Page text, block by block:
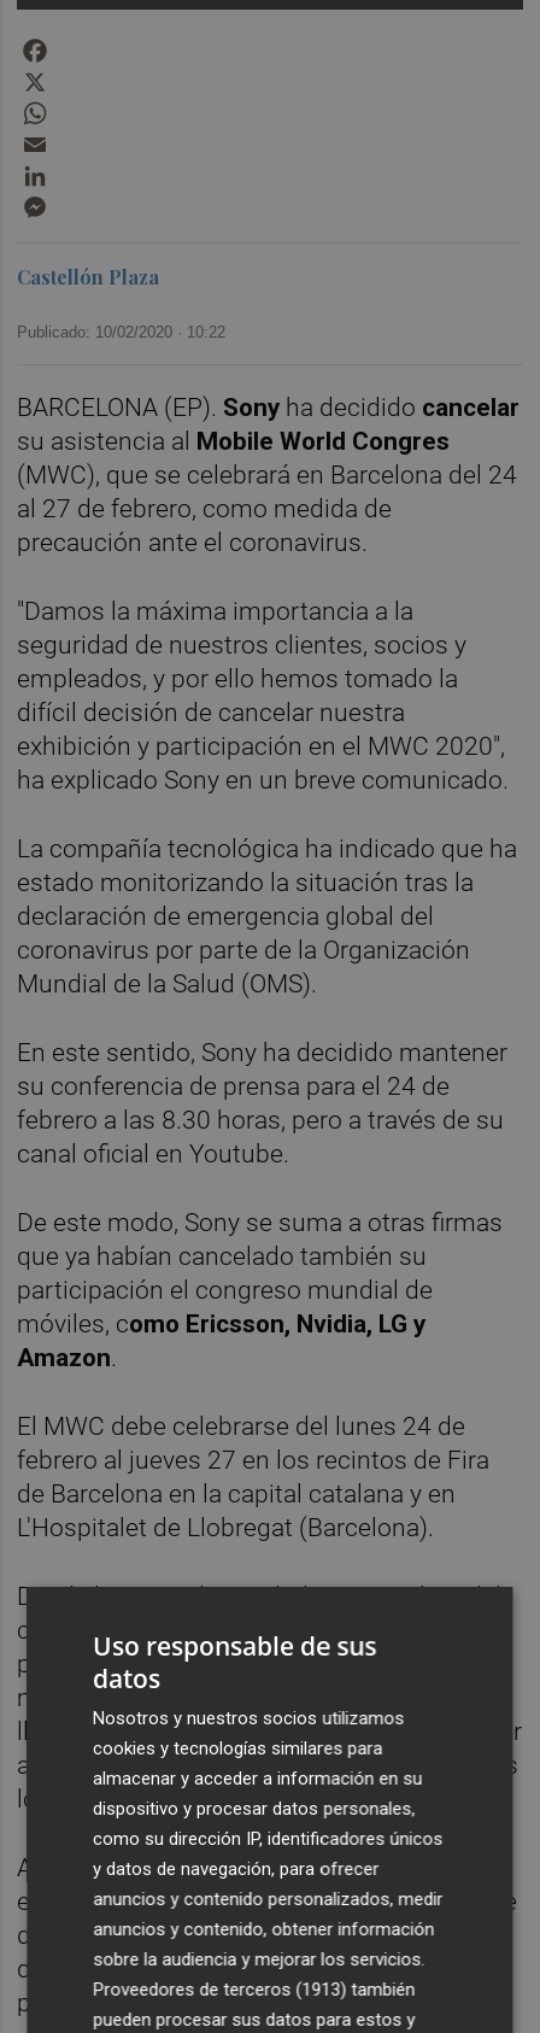
Castellón Plaza
Publicado: 10/02/2020 · 10:22
BARCELONA (EP). Sony ha decidido cancelar
su asistencia al Mobile World Congres
(MWC), que se celebrará en Barcelona del 24
al 27 de febrero, como medida de
precaución ante el coronavirus.
"Damos la máxima importancia a la
seguridad de nuestros clientes, socios y
empleados, y por ello hemos tomado la
difícil decisión de cancelar nuestra
exhibición y participación en el MWC 2020",
ha explicado Sony en un breve comunicado.
La compañía tecnológica ha indicado que ha
estado monitorizando la situación tras la
declaración de emergencia global del
coronavirus por parte de la Organización
Mundial de la Salud (OMS).
En este sentido, Sony ha decidido mantener
su conferencia de prensa para el 24 de
febrero a las 8.30 horas, pero a través de su
canal oficial en Youtube.
De este modo, Sony se suma a otras firmas
que ya habían cancelado también su
participación el congreso mundial de
móviles, como Ericsson, Nvidia, LG y
Amazon.
El MWC debe celebrarse del lunes 24 de
febrero al jueves 27 en los recintos de Fira
de Barcelona en la capital catalana y en
L'Hospitalet de Llobregat (Barcelona).
Desde la GSMA, la entidad organizadora del
congreso, se han aumentado las medidas
preventivas tras la alerta del coronavirus, de
modo que los participantes del MWC
llegados de Hubai (China) no podrán acceder
al evento, y se medirá la temperatura a todos
los asistentes.
Además, todos las personas que hayan
estado en China necesitarán una prueba que
demuestre que han estado fuera del país 14
días antes del evento, que prevé la
participación de 2.800 expositores.
Uso responsable de sus
datos
Nosotros y nuestros socios utilizamos
cookies y tecnologías similares para
almacenar y acceder a información en su
dispositivo y procesar datos personales,
como su dirección IP, identificadores únicos
y datos de navegación, para ofrecer
anuncios y contenido personalizados, medir
anuncios y contenido, obtener información
sobre la audiencia y mejorar los servicios.
Proveedores de terceros (1913) también
pueden procesar sus datos para estos y